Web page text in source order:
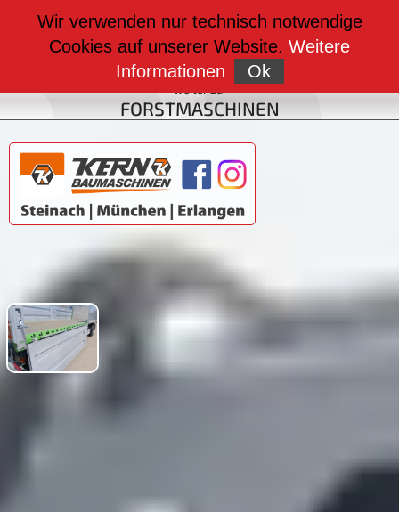
BAUMASCHINEN
Sie sind hier:
FAHRZEUGBAU
weiter zu:
FORSTMASCHINEN
Wir verwenden nur technisch notwendige
Cookies auf unserer Website. Weitere
Informationen
Ok